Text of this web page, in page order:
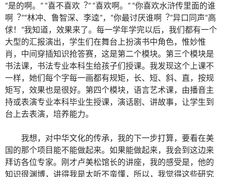
“是的啊。” “喜不喜欢︖” “喜欢啊。” “你喜欢水浒传里面的谁
啊︖”“林冲、鲁智深、李逵”，“你最讨厌谁啊︖”异口同声“高
俅！”我知道，效果来了。每一学年学完以后，我们都有一个
大型的汇报演出，学生们在舞台上扮演书中角色，惟妙惟
肖，中间穿插知识抢答赛，这是第二个模块。第三个模块是
书法课，书法专业本科生给孩子们授课。我发现这个上课不
一样，她们每个字每一画都有规矩，长、短、斜、直，按规
矩写，效果也是很好。第四个模块，语言艺术课，由播音主
持或表演专业本科毕业生授课，演话剧、讲故事，让学生到
台上去表演，培养能力。
我想，对中华文化的传承，我的下一步打算，要看在美
国的那个项目能不能做起来。如果能做起来，我会到这边来
拜访各位专家。刚才卢美松馆长的讲座，我的感受是，他的
知识很渊博，讲得我是太听不蛮懂，所以，我觉得这些研究